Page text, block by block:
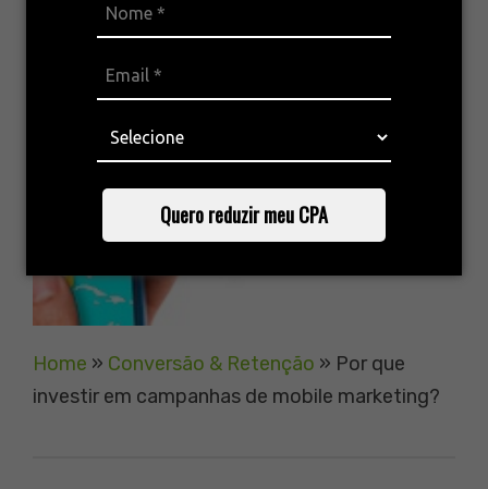
Quero reduzir meu CPA
Home » Conversão & Retenção » Por que
investir em campanhas de mobile marketing?